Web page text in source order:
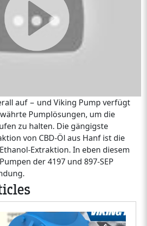
auf − und Viking Pump verfügt
Pumplösungen, um die
zu halten. Die gängigste
von CBD-Öl aus Hanf ist die
Extraktion. In eben diesem
der 4197 und 897-SEP